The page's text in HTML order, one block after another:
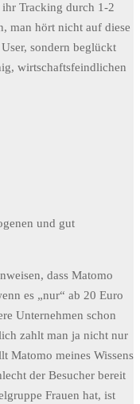
ihr Tracking durch 1-2
man hört nicht auf diese
sondern beglückt
wirtschaftsfeindlichen
und gut
dass Matomo
es „nur“ ab 20 Euro
Unternehmen schon
zahlt man ja nicht nur
Matomo meines Wissens
der Besucher bereit
Frauen hat, ist